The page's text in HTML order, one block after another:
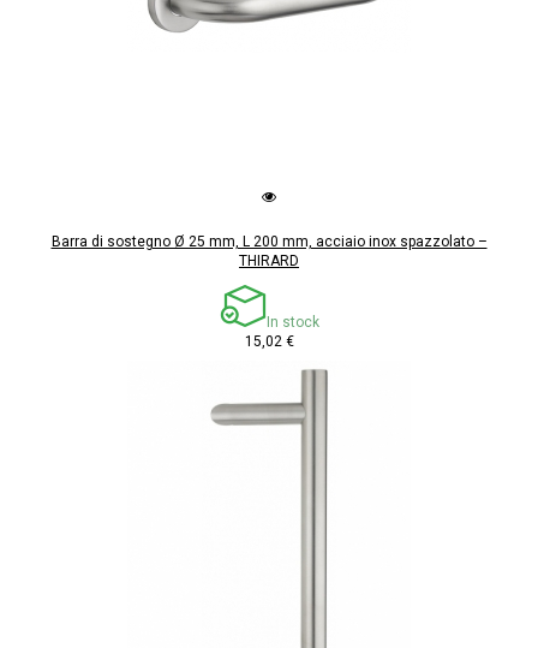
Barra di sostegno Ø 25 mm, L 200 mm, acciaio inox spazzolato –
THIRARD
In stock
15,02 €